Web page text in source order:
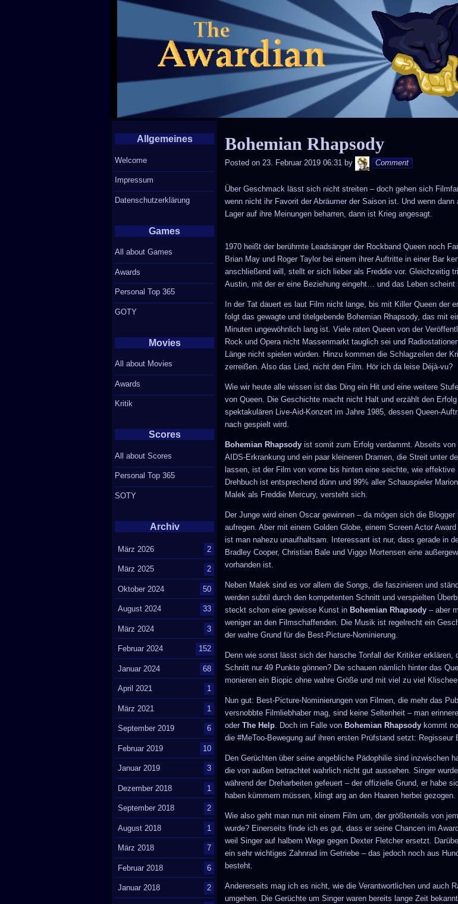
Skip
to
content
Bohemian Rhapsody
Posted on 23. Februar 2019 06:31 by Andy
Comment
Über Geschmack lässt sich nicht streiten – doch gehen sich
wenn nicht ihr Favorit der Abräumer der Saison ist. Und wenn
Lager auf ihre Meinungen beharren, dann ist Krieg angesagt.
1970 heißt der berühmte Leadsänger der Rockband Queen noch
Brian May und Roger Taylor bei einem ihrer Auftritte in einer Bar
anschließend will, stellt er sich lieber als Freddie vor. Gleichzeitig
Austin, mit der er eine Beziehung eingeht… und das Leben scheint
In der Tat dauert es laut Film nicht lange, bis mit Killer Queen der
folgt das gewagte und titelgebende Bohemian Rhapsody, das mit
Minuten ungewöhnlich lang ist. Viele raten Queen von der
Rock und Opera nicht Massenmarkt tauglich sei und
Länge nicht spielen würden. Hinzu kommen die Schlagzeilen der
zerreißen. Also das Lied, nicht den Film. Hör ich da leise Déjà-vu?
Wie wir heute alle wissen ist das Ding ein Hit und eine weitere
von Queen. Die Geschichte macht nicht Halt und erzählt den
spektakulären Live-Aid-Konzert im Jahre 1985, dessen Queen-
nach gespielt wird.
Bohemian Rhapsody ist somit zum Erfolg verdammt. Abseits
AIDS-Erkrankung und ein paar kleineren Dramen, die Streit unter
lassen, ist der Film von vorne bis hinten eine seichte, wie effektive
Drehbuch ist entsprechend dünn und 99% aller Schauspieler
Malek als Freddie Mercury, versteht sich.
Der Junge wird einen Oscar gewinnen – da mögen sich die
aufregen. Aber mit einem Golden Globe, einem Screen Actor
ist man nahezu unaufhaltsam. Interessant ist nur, dass gerade in
Bradley Cooper, Christian Bale und Viggo Mortensen eine
vorhanden ist.
Neben Malek sind es vor allem die Songs, die faszinieren und
werden subtil durch den kompetenten Schnitt und verspielten
steckt schon eine gewisse Kunst inBohemian Rhapsody – aber
weniger an den Filmschaffenden. Die Musik ist regelrecht ein
der wahre Grund für die Best-Picture-Nominierung.
Denn wie sonst lässt sich der harsche Tonfall der Kritiker erklären,
Schnitt nur 49 Punkte gönnen? Die schauen nämlich hinter das
monieren ein Biopic ohne wahre Größe und mit viel zu viel
Nun gut: Best-Picture-Nominierungen von Filmen, die mehr das
versnobbte Filmliebhaber mag, sind keine Seltenheit – man
oderThe Help . Doch im Falle vonBohemian Rhapsody kommt
die #MeToo-Bewegung auf ihren ersten Prüfstand setzt: Regisseur
Den Gerüchten über seine angebliche Pädophilie sind inzwischen
die von außen betrachtet wahrlich nicht gut aussehen. Singer
während der Dreharbeiten gefeuert – der offizielle Grund, er habe
haben kümmern müssen, klingt arg an den Haaren herbei gezogen.
Wie also geht man nun mit einem Film um, der größtenteils von
wurde? Einerseits finde ich es gut, dass er seine Chancen im
weil Singer auf halbem Wege gegen Dexter Fletcher ersetzt.
ein sehr wichtiges Zahnrad im Getriebe – das jedoch noch aus
besteht.
Andererseits mag ich es nicht, wie die Verantwortlichen und auch
umgehen. Die Gerüchte um Singer waren bereits lange Zeit
Allgemeines
Welcome
Impressum
Datenschutzerklärung
Games
All about Games
Awards
Personal Top 365
GOTY
Movies
All about Movies
Awards
Kritik
Scores
All about Scores
Personal Top 365
SOTY
Archiv
März 2026 2
März 2025 2
Oktober 2024 50
August 2024 33
März 2024 3
Februar 2024 152
Januar 2024 68
April 2021 1
März 2021 1
September 2019 6
Februar 2019 10
Januar 2019 3
Dezember 2018 1
September 2018 2
August 2018 1
März 2018 7
Februar 2018 6
Januar 2018 2